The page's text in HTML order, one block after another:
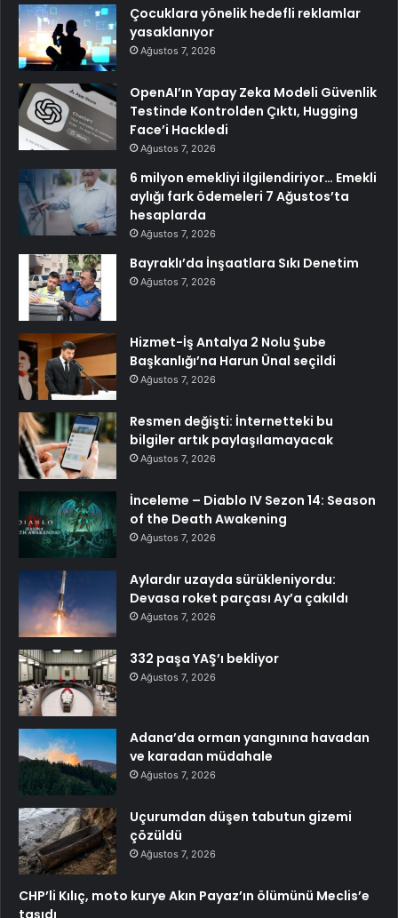
Çocuklara yönelik hedefli reklamlar
yasaklanıyor
Ağustos 7, 2026
OpenAI’ın Yapay Zeka Modeli Güvenlik
Testinde Kontrolden Çıktı, Hugging
Face’i Hackledi
Ağustos 7, 2026
6 milyon emekliyi ilgilendiriyor… Emekli
aylığı fark ödemeleri 7 Ağustos’ta
hesaplarda
Ağustos 7, 2026
Bayraklı’da İnşaatlara Sıkı Denetim
Ağustos 7, 2026
Hizmet-İş Antalya 2 Nolu Şube
Başkanlığı’na Harun Ünal seçildi
Ağustos 7, 2026
Resmen değişti: İnternetteki bu
bilgiler artık paylaşılamayacak
Ağustos 7, 2026
İnceleme – Diablo IV Sezon 14: Season
of the Death Awakening
Ağustos 7, 2026
Aylardır uzayda sürükleniyordu:
Devasa roket parçası Ay’a çakıldı
Ağustos 7, 2026
332 paşa YAŞ’ı bekliyor
Ağustos 7, 2026
Adana’da orman yangınına havadan
ve karadan müdahale
Ağustos 7, 2026
Uçurumdan düşen tabutun gizemi
çözüldü
Ağustos 7, 2026
CHP’li Kılıç, moto kurye Akın Payaz’ın ölümünü Meclis’e